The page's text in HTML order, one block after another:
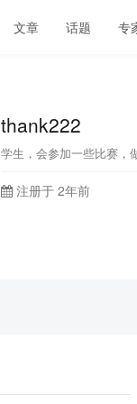
文章 话题 专
thank222
学生，会参加一些比赛，
注册于 2年前